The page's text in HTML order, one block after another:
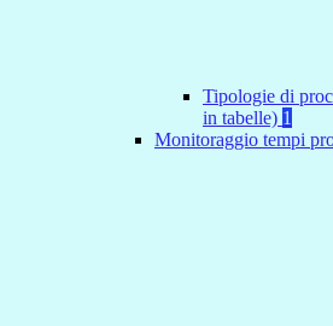
Tipologie di
in tabelle) 1
Monitoraggio tempi